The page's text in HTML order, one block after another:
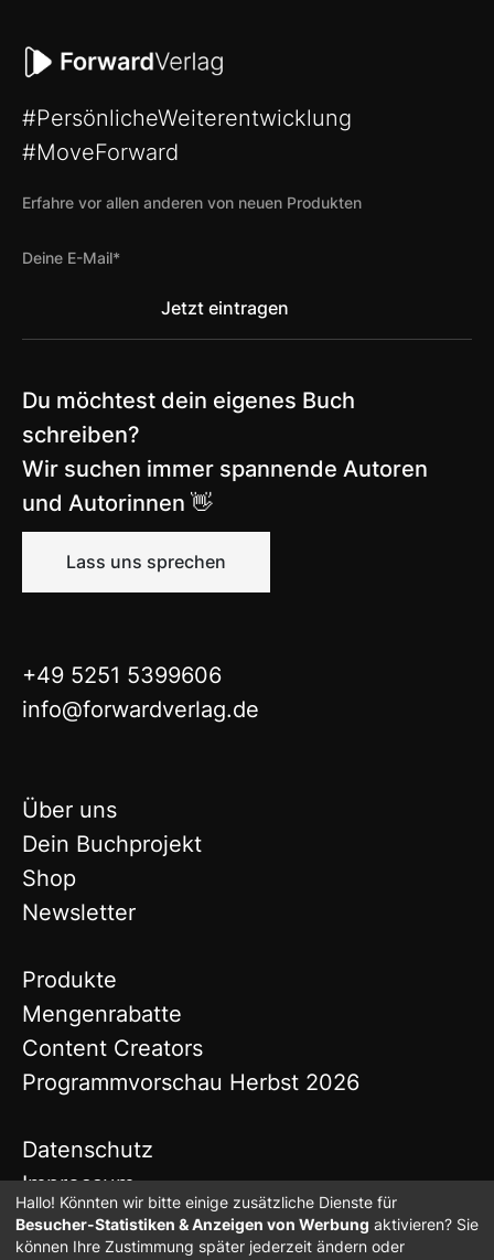
#PersönlicheWeiterentwicklung
#MoveForward
Erfahre vor allen anderen von neuen Produkten
Du möchtest dein eigenes Buch
schreiben?
Wir suchen immer spannende Autoren
und Autorinnen 👋
Lass uns sprechen
+49 5251 5399606
info@forwardverlag.de
Über uns
Dein Buchprojekt
Shop
Newsletter
Produkte
Mengenrabatte
Content Creators
Programmvorschau Herbst 2026
Datenschutz
Impressum
Hallo! Könnten wir bitte einige zusätzliche Dienste für
Besucher-Statistiken & Anzeigen von Werbung aktivieren? Sie
können Ihre Zustimmung später jederzeit ändern oder